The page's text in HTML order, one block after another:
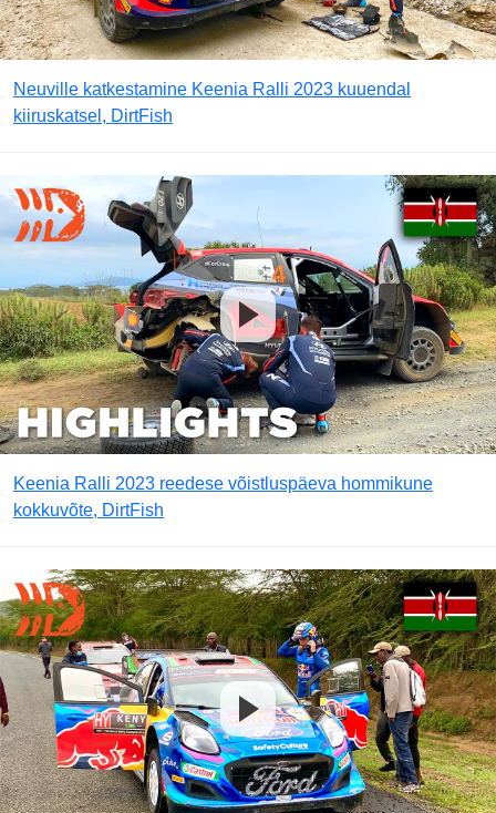
Neuville katkestamine Keenia Ralli 2023 kuuendal
kiiruskatsel, DirtFish
Keenia Ralli 2023 reedese võistluspäeva hommikune
kokkuvõte, DirtFish